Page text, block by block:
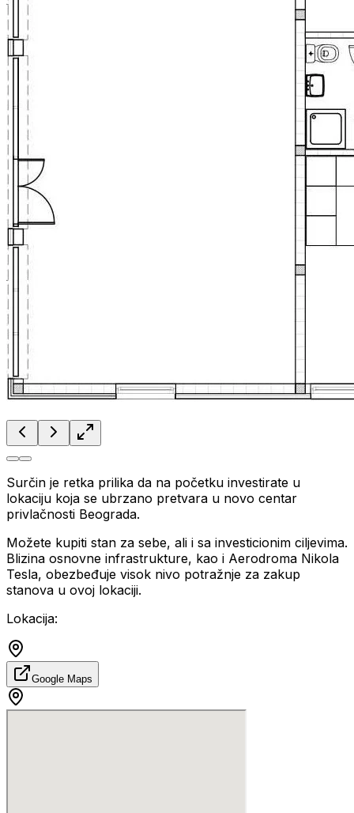
Surčin je retka prilika da na početku investirate u
lokaciju koja se ubrzano pretvara u novo centar
privlačnosti Beograda.
Možete kupiti stan za sebe, ali i sa investicionim ciljevima.
Blizina osnovne infrastrukture, kao i Aerodroma Nikola
Tesla, obezbeđuje visok nivo potražnje za zakup
stanova u ovoj lokaciji.
Lokacija:
Google Maps